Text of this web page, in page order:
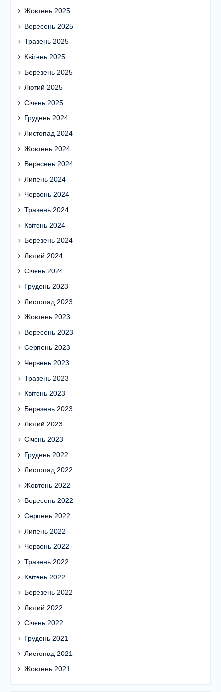
Жовтень 2025
Вересень 2025
Травень 2025
Квітень 2025
Березень 2025
Лютий 2025
Січень 2025
Грудень 2024
Листопад 2024
Жовтень 2024
Вересень 2024
Липень 2024
Червень 2024
Травень 2024
Квітень 2024
Березень 2024
Лютий 2024
Січень 2024
Грудень 2023
Листопад 2023
Жовтень 2023
Вересень 2023
Серпень 2023
Червень 2023
Травень 2023
Квітень 2023
Березень 2023
Лютий 2023
Січень 2023
Грудень 2022
Листопад 2022
Жовтень 2022
Вересень 2022
Серпень 2022
Липень 2022
Червень 2022
Травень 2022
Квітень 2022
Березень 2022
Лютий 2022
Січень 2022
Грудень 2021
Листопад 2021
Жовтень 2021